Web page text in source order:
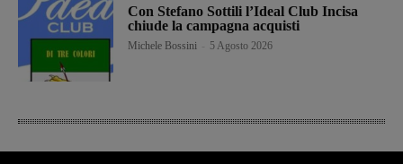
Con Stefano Sottili l’Ideal Club Incisa
chiude la campagna acquisti
Michele Bossini 5 Agosto 2026